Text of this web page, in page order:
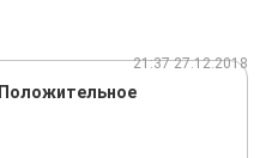
21:37 27.12.2018
Положительное